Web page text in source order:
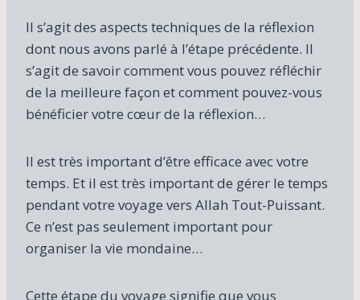
Il s’agit des aspects techniques de la réflexion
dont nous avons parlé à l’étape précédente. Il
s’agit de savoir comment vous pouvez réfléchir
de la meilleure façon et comment pouvez-vous
bénéficier votre cœur de la réflexion…
Il est très important d’être efficace avec votre
temps. Et il est très important de gérer le temps
pendant votre voyage vers Allah Tout-Puissant.
Ce n’est pas seulement important pour
organiser la vie mondaine…
Cette étape du voyage signifie que vous